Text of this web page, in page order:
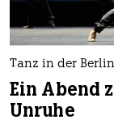
Tanz in der
Ein Abend
Unruhe